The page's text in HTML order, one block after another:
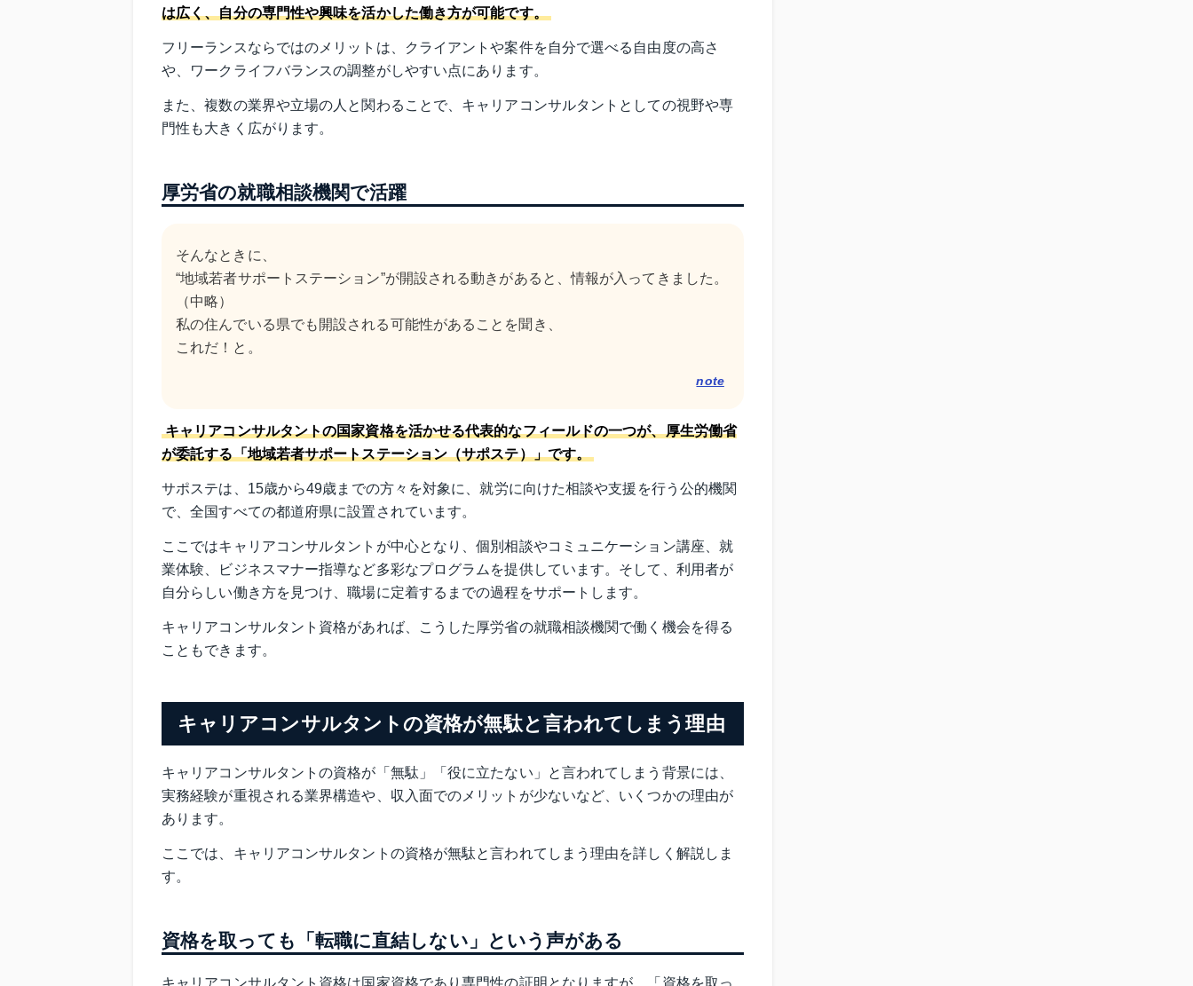
は広く、自分の専門性や興味を活かした働き方が可能です。
フリーランスならではのメリットは、クライアントや案件を自分で選べる自由度の高さ
や、ワークライフバランスの調整がしやすい点にあります。
また、複数の業界や立場の人と関わることで、キャリアコンサルタントとしての視野や専
門性も大きく広がります。
厚労省の就職相談機関で活躍
そんなときに、
“地域若者サポートステーション”が開設される動きがあると、情報が入ってきました。
（中略）
私の住んでいる県でも開設される可能性があることを聞き、
これだ！と。
note
キャリアコンサルタントの国家資格を活かせる代表的なフィールドの一つが、厚生労働省
が委託する「地域若者サポートステーション（サポステ）」です。
サポステは、15歳から49歳までの方々を対象に、就労に向けた相談や支援を行う公的機関
で、全国すべての都道府県に設置されています。
ここではキャリアコンサルタントが中心となり、個別相談やコミュニケーション講座、就
業体験、ビジネスマナー指導など多彩なプログラムを提供しています。そして、利用者が
自分らしい働き方を見つけ、職場に定着するまでの過程をサポートします。
キャリアコンサルタント資格があれば、こうした厚労省の就職相談機関で働く機会を得る
こともできます。
キャリアコンサルタントの資格が無駄と言われてしまう理由
キャリアコンサルタントの資格が「無駄」「役に立たない」と言われてしまう背景には、
実務経験が重視される業界構造や、収入面でのメリットが少ないなど、いくつかの理由が
あります。
ここでは、キャリアコンサルタントの資格が無駄と言われてしまう理由を詳しく解説しま
す。
資格を取っても「転職に直結しない」という声がある
キャリアコンサルタント資格は国家資格であり専門性の証明となりますが、「資格を取っ